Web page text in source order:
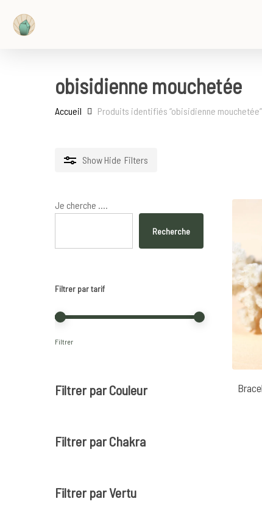
obisidienne mouchetée
Accueil Produits identifiés “obisidienne mouchetée”
Show Hide Filters
Je cherche ....
Recherche
Filtrer par tarif
Filtrer
Filtrer par Couleur
Filtrer par Chakra
Filtrer par Vertu